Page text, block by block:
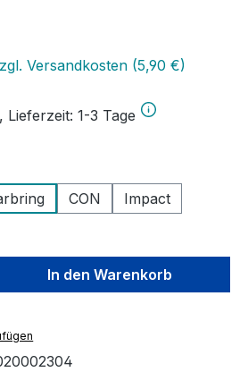
Versandkosten (5,90 €)
1-3 Tage
CON
Impact
Gib den
In den Warenkorb